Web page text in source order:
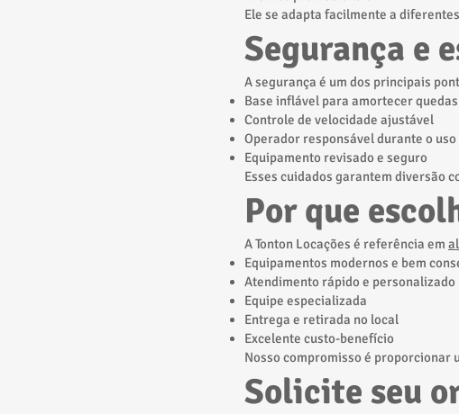
Ele se adapta facilmente a
Segurança e
A segurança é um dos principais
Base inflável para amortecer quedas
Controle de velocidade ajustável
Operador responsável durante o uso
Equipamento revisado e seguro
Esses cuidados garantem diversão
Por que
A Tonton Locações é referência em
Equipamentos modernos e bem
Atendimento rápido e personalizado
Equipe especializada
Entrega e retirada no local
Excelente custo-benefício
Nosso compromisso é proporcionar
Solicite seu